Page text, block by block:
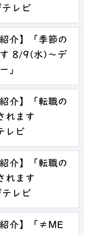
レビ
介】「季節の
8/9(水)～デ
」
介】「転職の
れます
レビ
介】「転職の
れます
レビ
紹介】「≠ME